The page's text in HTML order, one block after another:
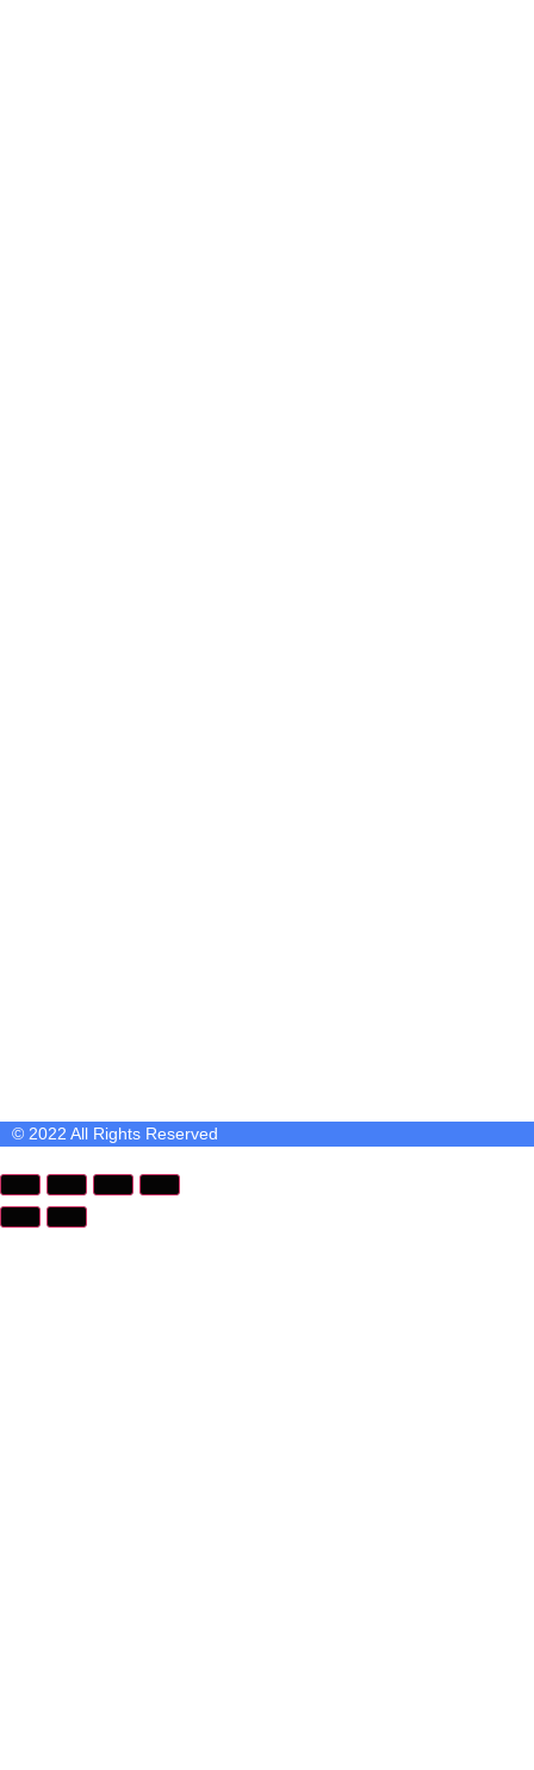
© 2022 All Rights Reserved